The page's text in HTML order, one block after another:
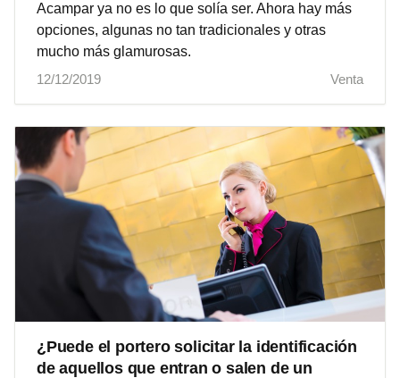
Acampar ya no es lo que solía ser. Ahora hay más
opciones, algunas no tan tradicionales y otras
mucho más glamurosas.
12/12/2019
Venta
¿Puede el portero solicitar la identificación
de aquellos que entran o salen de un